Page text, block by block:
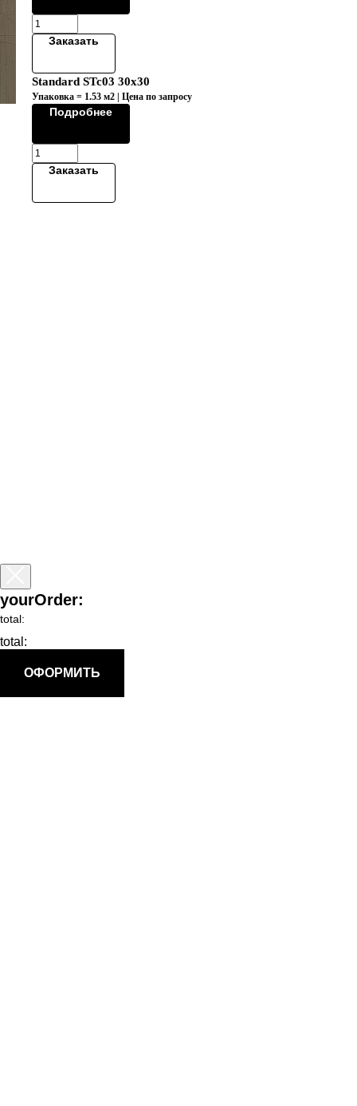
Заказать
Standard STc03 30x30
Упаковка = 1.53 м2 | Цена по запросу
Подробнее
Заказать
yourOrder:
total:
total:
ОФОРМИТЬ